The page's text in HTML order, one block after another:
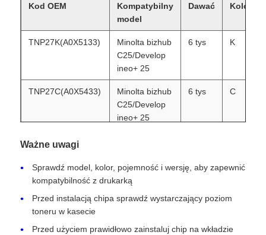
O nas
Wszystkie przypadki
Poprosić o wycenę
HP Toneer Chip
Kod OEM
Kompatybilny
model
Dawać Kolor
TNP27K(A0X5133)
Minolta bizhub
C25/Develop
ineo+ 25
6 tys K
TNP27C(A0X5433)
Minolta bizhub
C25/Develop
ineo+ 25
6 tys C
TNP27M(A0X5333)
ineo+ 25
C25/Develop
Ważne uwagi
Sprawdź model, kolor, pojemność i wersję, aby zapewnić
kompatybilność z drukarką
Przed instalacją chipa sprawdź wystarczający poziom
toneru w kasecie
Przed użyciem prawidłowo zainstaluj chip na wkładzie